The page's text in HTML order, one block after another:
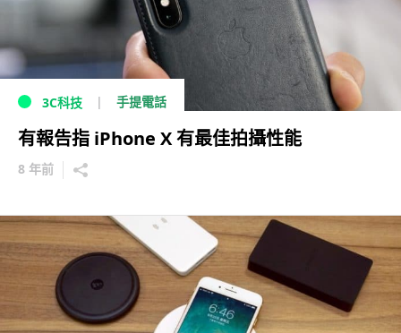
3C科技 手提電話
有報告指 iPhone X 有最佳拍攝性能
8 年前